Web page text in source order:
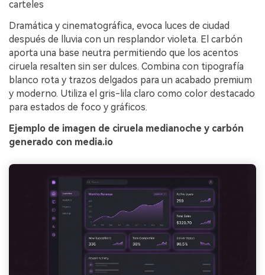
carteles
Dramática y cinematográfica, evoca luces de ciudad
después de lluvia con un resplandor violeta. El carbón
aporta una base neutra permitiendo que los acentos
ciruela resalten sin ser dulces. Combina con tipografía
blanco rota y trazos delgados para un acabado premium
y moderno. Utiliza el gris-lila claro como color destacado
para estados de foco y gráficos.
Ejemplo de imagen de ciruela medianoche y carbón
generado con media.io